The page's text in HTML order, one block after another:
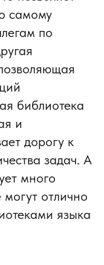
самому
по
библиотека
и
дорогу к
задач. А
много
отлично
языка